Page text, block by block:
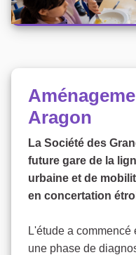
Aragon
La Société des
future gare de la
urbaine et de
en concertation
L'étude a
une phase de